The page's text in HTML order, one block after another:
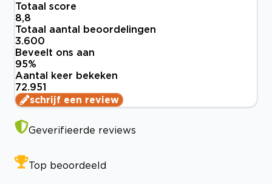
Totaal score
8,8
Totaal aantal beoordelingen
3.600
Beveelt ons aan
95%
Aantal keer bekeken
72.951
schrijf een review
Geverifieerde reviews
Top beoordeeld